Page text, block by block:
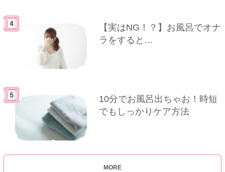
【実はNG！？】お風呂でオナ
ラをすると…
10分でお風呂出ちゃお！時短
でもしっかりケア方法
MORE